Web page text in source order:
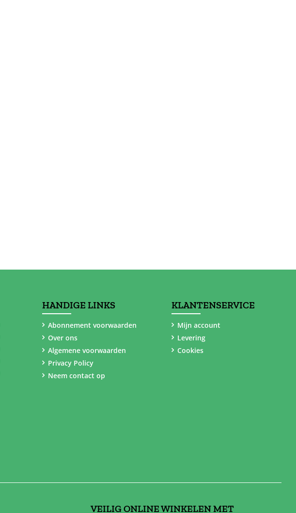
HANDIGE LINKS
Abonnement voorwaarden
Over ons
Algemene voorwaarden
Privacy Policy
Neem contact op
KLANTENSERVICE
Mijn account
Levering
Cookies
VEILIG ONLINE WINKELEN MET